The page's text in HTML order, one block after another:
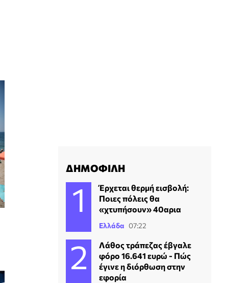
ΔΗΜΟΦΙΛΗ
Έρχεται θερμή εισβολή:
Ποιες πόλεις θα
«χτυπήσουν» 40αρια
Ελλάδα 07:22
Λάθος τράπεζας έβγαλε
φόρο 16.641 ευρώ - Πώς
έγινε η διόρθωση στην
εφορία